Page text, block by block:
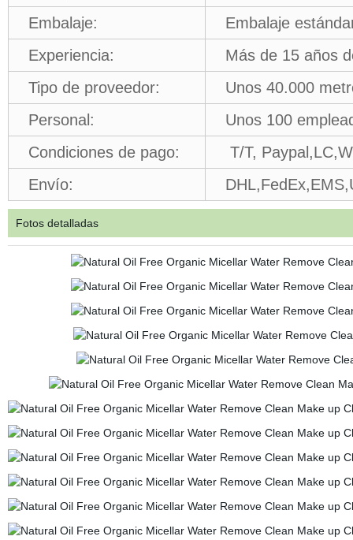
Embalaje:
Embalaje
Experiencia:
Más de 15 años
Tipo de proveedor:
Unos 40.000
Personal:
Unos 100
Condiciones de pago:
T/T,
Envío:
Fotos detalladas